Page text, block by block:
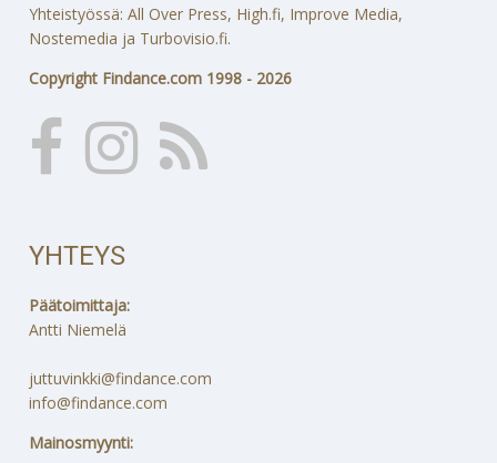
Yhteistyössä: All Over Press, High.fi, Improve Media,
Nostemedia ja Turbovisio.fi.
Copyright Findance.com 1998 - 2026
YHTEYS
Päätoimittaja:
Antti Niemelä
juttuvinkki@findance.com
info@findance.com
Mainosmyynti: